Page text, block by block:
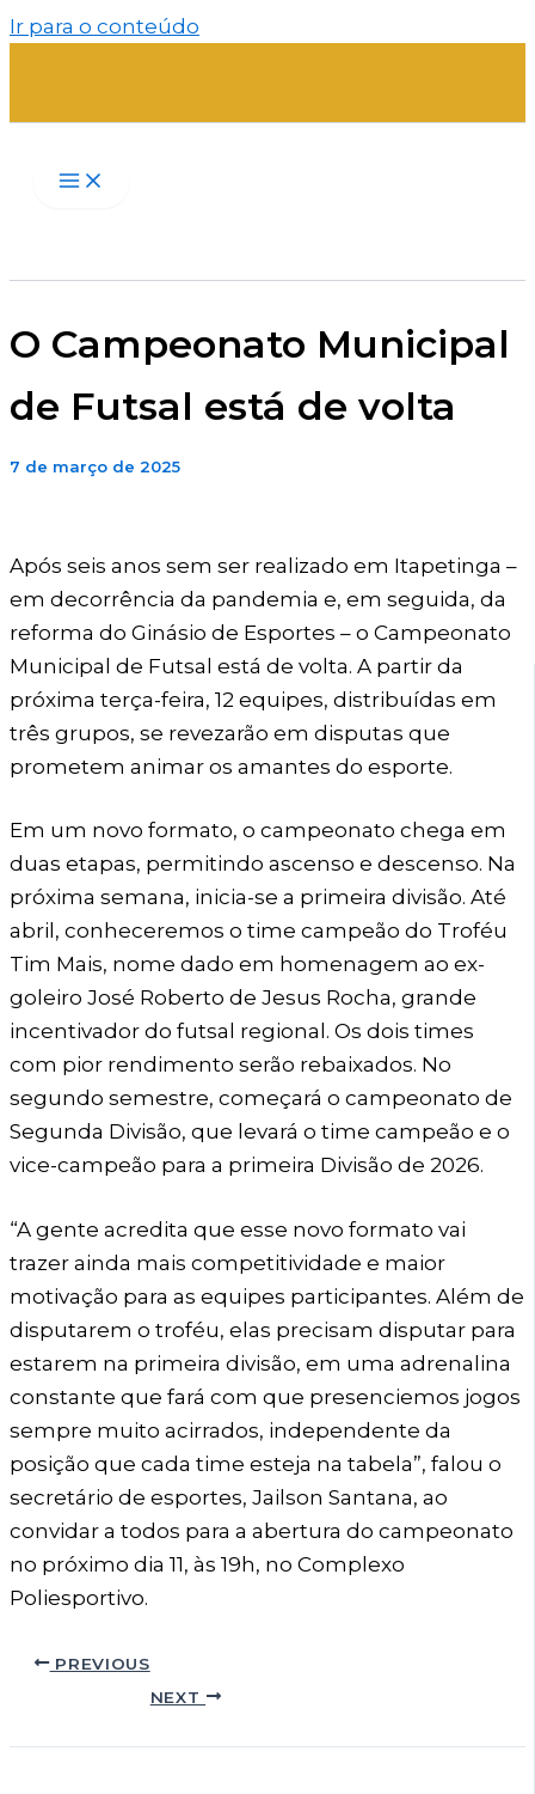
Ir para o conteúdo
O Campeonato Municipal
de Futsal está de volta
7 de março de 2025
Após seis anos sem ser realizado em Itapetinga –
em decorrência da pandemia e, em seguida, da
reforma do Ginásio de Esportes – o Campeonato
Municipal de Futsal está de volta. A partir da
próxima terça-feira, 12 equipes, distribuídas em
três grupos, se revezarão em disputas que
prometem animar os amantes do esporte.
Em um novo formato, o campeonato chega em
duas etapas, permitindo ascenso e descenso. Na
próxima semana, inicia-se a primeira divisão. Até
abril, conheceremos o time campeão do Troféu
Tim Mais, nome dado em homenagem ao ex-
goleiro José Roberto de Jesus Rocha, grande
incentivador do futsal regional. Os dois times
com pior rendimento serão rebaixados. No
segundo semestre, começará o campeonato de
Segunda Divisão, que levará o time campeão e o
vice-campeão para a primeira Divisão de 2026.
“A gente acredita que esse novo formato vai
trazer ainda mais competitividade e maior
motivação para as equipes participantes. Além de
disputarem o troféu, elas precisam disputar para
estarem na primeira divisão, em uma adrenalina
constante que fará com que presenciemos jogos
sempre muito acirrados, independente da
posição que cada time esteja na tabela”, falou o
secretário de esportes, Jailson Santana, ao
convidar a todos para a abertura do campeonato
no próximo dia 11, às 19h, no Complexo
Poliesportivo.
PREVIOUS
NEXT